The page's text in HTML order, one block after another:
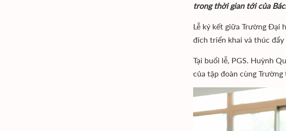
trong thời gian tới của
Lễ ký kết giữa Trường Đại
đích triển khai và thúc đẩy
Tại buổi lễ, PGS. Huỳnh
của tập đoàn cùng